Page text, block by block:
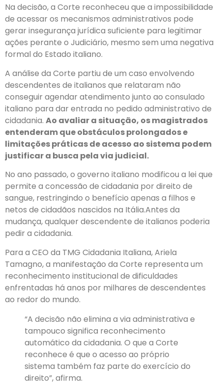
Na decisão, a Corte reconheceu que a impossibilidade
de acessar os mecanismos administrativos pode
gerar insegurança jurídica suficiente para legitimar
ações perante o Judiciário, mesmo sem uma negativa
formal do Estado italiano.
A análise da Corte partiu de um caso envolvendo
descendentes de italianos que relataram não
conseguir agendar atendimento junto ao consulado
italiano para dar entrada no pedido administrativo de
cidadania. Ao avaliar a situação, os magistrados
entenderam que obstáculos prolongados e
limitações práticas de acesso ao sistema podem
justificar a busca pela via judicial.
No ano passado, o governo italiano modificou a lei que
permite a concessão de cidadania por direito de
sangue, restringindo o benefício apenas a filhos e
netos de cidadãos nascidos na Itália.Antes da
mudança, qualquer descendente de italianos poderia
pedir a cidadania.
Para a CEO da TMG Cidadania Italiana, Ariela
Tamagno, a manifestação da Corte representa um
reconhecimento institucional de dificuldades
enfrentadas há anos por milhares de descendentes
ao redor do mundo.
“A decisão não elimina a via administrativa e
tampouco significa reconhecimento
automático da cidadania. O que a Corte
reconhece é que o acesso ao próprio
sistema também faz parte do exercício do
direito”, afirma.